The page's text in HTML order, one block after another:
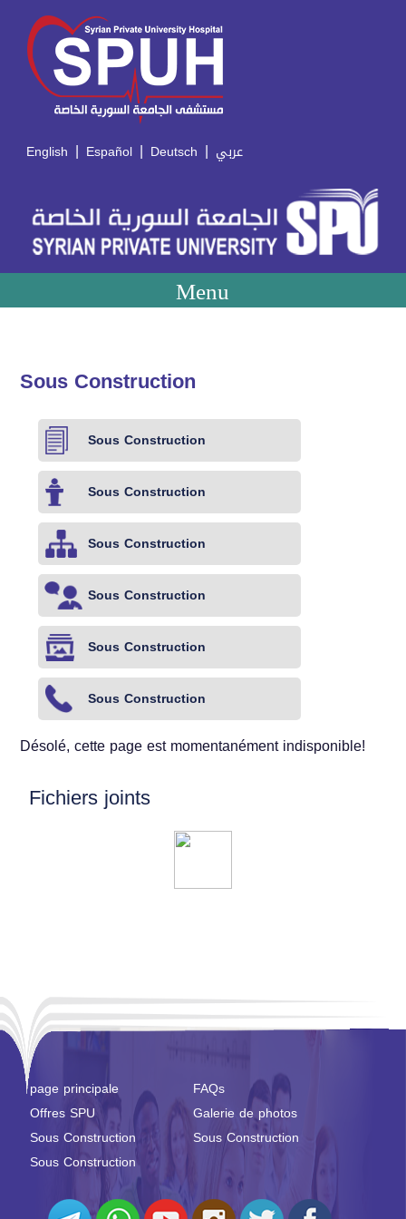
English | Español | Deutsch | عربي
Menu
Sous Construction
Sous Construction
Sous Construction
Sous Construction
Sous Construction
Sous Construction
Sous Construction
Désolé, cette page est momentanément indisponible!
Fichiers joints
page principale
FAQs
Offres SPU
Galerie de photos
Sous Construction
Sous Construction
Sous Construction